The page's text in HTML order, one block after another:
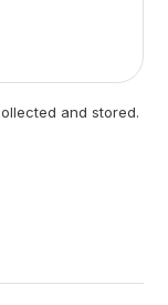
and stored.